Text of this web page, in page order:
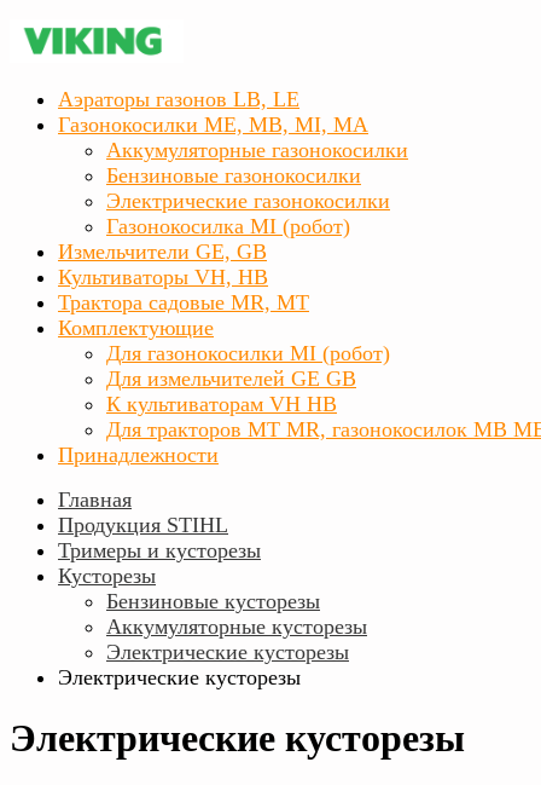
Аэраторы газонов LB, LE
Газонокосилки ME, MB, MI, MA
Аккумуляторные газонокосилки
Бензиновые газонокосилки
Электрические газонокосилки
Газонокосилка MI (робот)
Измельчители GE, GB
Культиваторы VH, HB
Трактора садовые MR, MT
Комплектующие
Для газонокосилки MI (робот)
Для измельчителей GE GB
К культиваторам VH HB
Для тракторов МТ MR, газонокосилок MB
Принадлежности
Главная
Продукция STIHL
Тримеры и кусторезы
Кусторезы
Бензиновые кусторезы
Аккумуляторные кусторезы
Электрические кусторезы
Электрические кусторезы
Электрические кусторезы